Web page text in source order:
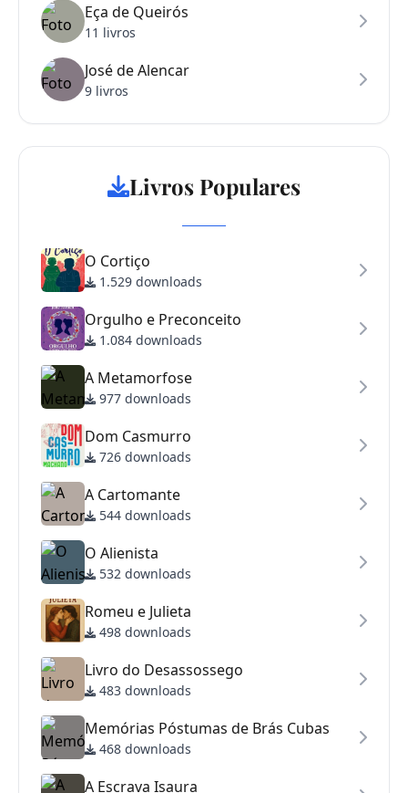
Eça de Queirós
11 livros
José de Alencar
9 livros
Livros Populares
O Cortiço
1.529 downloads
Orgulho e Preconceito
1.084 downloads
A Metamorfose
977 downloads
Dom Casmurro
726 downloads
A Cartomante
544 downloads
O Alienista
532 downloads
Romeu e Julieta
498 downloads
Livro do Desassossego
483 downloads
Memórias Póstumas de Brás Cubas
468 downloads
A Escrava Isaura